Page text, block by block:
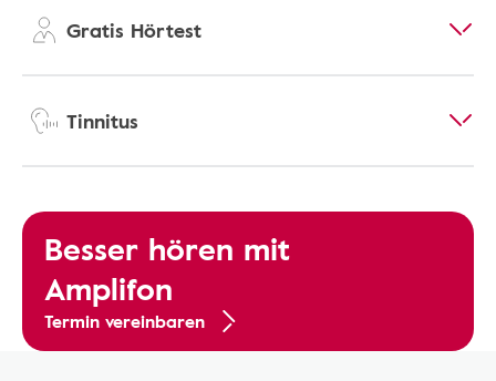
Gratis Hörtest
Tinnitus
Besser hören mit
Amplifon
Termin vereinbaren